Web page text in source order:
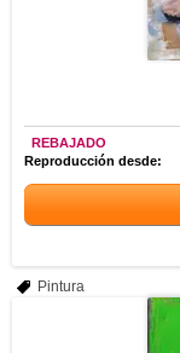
REBAJADO
Reproducción desde:
Pintura